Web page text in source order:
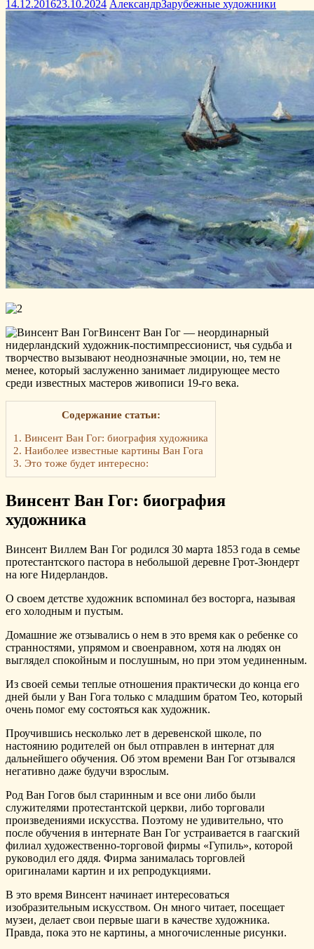
14.12.201623.10.2024 АлександрЗарубежные художники
Винсент Ван Гог — неординарный
нидерландский художник-постимпрессионист, чья судьба и
творчество вызывают неоднозначные эмоции, но, тем не
менее, который заслуженно занимает лидирующее место
среди известных мастеров живописи 19-го века.
Содержание статьи:
1. Винсент Ван Гог: биография художника
2. Наиболее известные картины Ван Гога
3. Это тоже будет интересно:
Винсент Ван Гог: биография
художника
Винсент Виллем Ван Гог родился 30 марта 1853 года в семье
протестантского пастора в небольшой деревне Грот-Зюндерт
на юге Нидерландов.
О своем детстве художник вспоминал без восторга, называя
его холодным и пустым.
Домашние же отзывались о нем в это время как о ребенке со
странностями, упрямом и своенравном, хотя на людях он
выглядел спокойным и послушным, но при этом уединенным.
Из своей семьи теплые отношения практически до конца его
дней были у Ван Гога только с младшим братом Тео, который
очень помог ему состояться как художник.
Проучившись несколько лет в деревенской школе, по
настоянию родителей он был отправлен в интернат для
дальнейшего обучения. Об этом времени Ван Гог отзывался
негативно даже будучи взрослым.
Род Ван Гогов был старинным и все они либо были
служителями протестантской церкви, либо торговали
произведениями искусства. Поэтому не удивительно, что
после обучения в интернате Ван Гог устраивается в гаагский
филиал художественно-торговой фирмы «Гупиль», которой
руководил его дядя. Фирма занималась торговлей
оригиналами картин и их репродукциями.
В это время Винсент начинает интересоваться
изобразительным искусством. Он много читает, посещает
музеи, делает свои первые шаги в качестве художника.
Правда, пока это не картины, а многочисленные рисунки.